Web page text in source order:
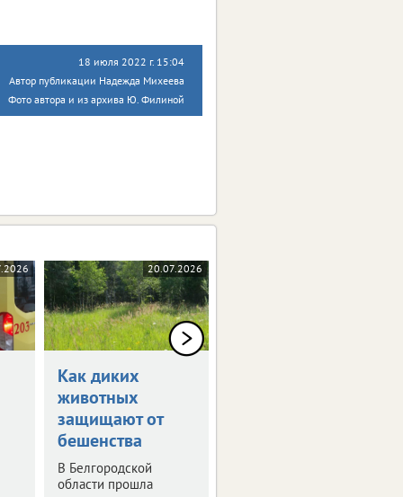
18 июля 2022 г. 15:04
Автор публикации Надежда Михеева
Фото автора и из архива Ю. Филиной
20.07.2026
Как диких
животных
защищают от
бешенства
В Белгородской
области прошла